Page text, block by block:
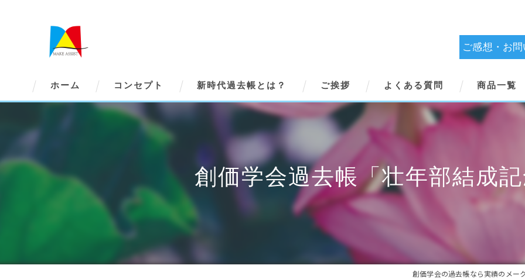
ご感想・お
ホーム コンセプト 新時代過去帳とは？ ご挨拶 よくある質問 商品一覧
創価学会過去帳「壮年部結成
創価学会の過去帳なら実績のメー